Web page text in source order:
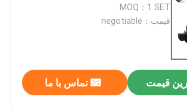
MOQ：1 SET
قیمت：negotiable
قیمت تماس با ما